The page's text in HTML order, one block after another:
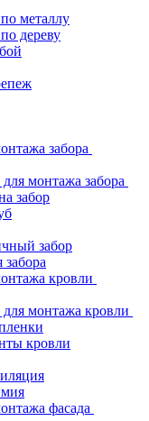
металлу
дереву
забора
монтажа забора
забор
забор
кровли
монтажа кровли
кровли
фасада